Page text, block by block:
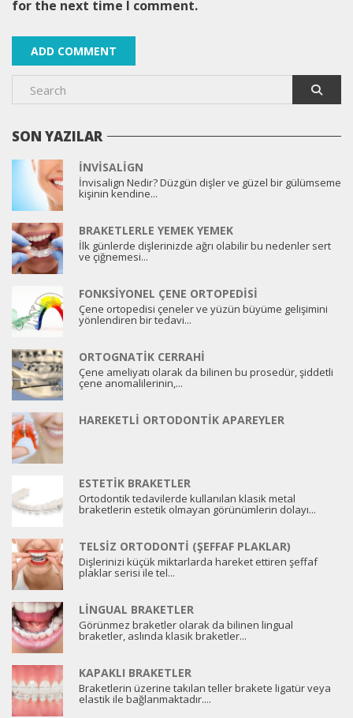
for the next time I comment.
SON YAZILAR
İNVISALIGN
İnvisalign Nedir? Düzgün dişler ve güzel bir gülümseme
kişinin kendine...
BRAKETLERLE YEMEK YEMEK
İlk günlerde dişlerinizde ağrı olabilir bu nedenler sert
ve çiğnemesi...
FONKSIYONEL ÇENE ORTOPEDISI
Çene ortopedisi çeneler ve yüzün büyüme gelişimini
yönlendiren bir tedavi...
ORTOGNATIK CERRAHI
Çene ameliyatı olarak da bilinen bu prosedür, şiddetli
çene anomalilerinin,...
HAREKETLI ORTODONTIK APAREYLER
ESTETIK BRAKETLER
Ortodontik tedavilerde kullanılan klasik metal
braketlerin estetik olmayan görünümlerin dolayı...
TELSIZ ORTODONTI (ŞEFFAF PLAKLAR)
Dişlerinizi küçük miktarlarda hareket ettiren şeffaf
plaklar serisi ile tel...
LINGUAL BRAKETLER
Görünmez braketler olarak da bilinen lingual
braketler, aslında klasik braketler...
KAPAKLI BRAKETLER
Braketlerin üzerine takılan teller brakete ligatür veya
elastik ile bağlanmaktadır....